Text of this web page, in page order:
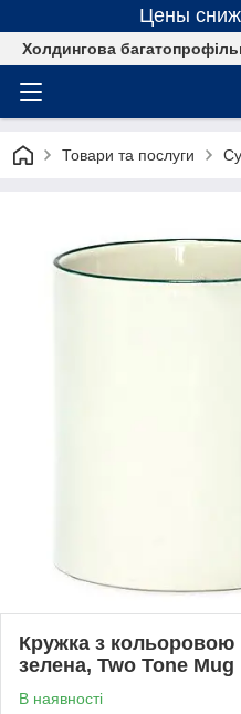
Цены
Холдингова
Товари та послуги
Кружка з кольоровою
зелена, Two Tone Mug
В наявності